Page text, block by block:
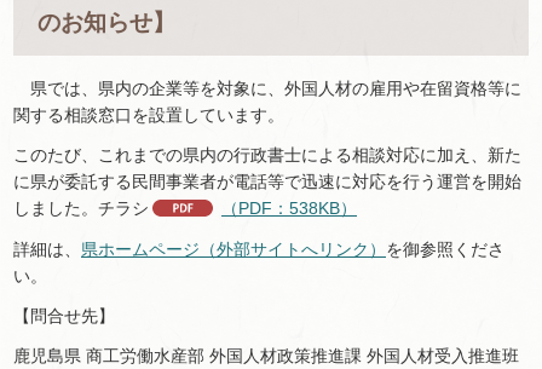
のお知らせ】
県では、県内の企業等を対象に、外国人材の雇用や在留資格等に
関する相談窓口を設置しています。
このたび、これまでの県内の行政書士による相談対応に加え、新た
に県が委託する民間事業者が電話等で迅速に対応を行う運営を開始
しました。チラシ
（PDF：538KB）
詳細は、 県ホームページ（外部サイトへリンク） を御参照くださ
い。
【問合せ先】
鹿児島県 商工労働水産部 外国人材政策推進課 外国人材受入推進班